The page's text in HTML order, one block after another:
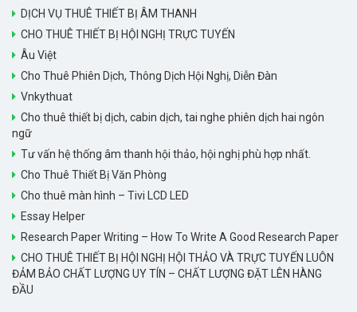
DỊCH VỤ THUÊ THIẾT BỊ ÂM THANH
CHO THUÊ THIẾT BỊ HỘI NGHỊ TRỰC TUYẾN
Âu Việt
Cho Thuê Phiên Dịch, Thông Dịch Hội Nghị, Diễn Đàn
Vnkythuat
Cho thuê thiết bị dịch, cabin dịch, tai nghe phiên dịch hai ngôn
ngữ
Tư vấn hệ thống âm thanh hội thảo, hội nghị phù hợp nhất.
Cho Thuê Thiết Bị Văn Phòng
Cho thuê màn hình – Tivi LCD LED
Essay Helper
Research Paper Writing – How To Write A Good Research Paper
CHO THUÊ THIẾT BỊ HỘI NGHỊ HỘI THẢO VÀ TRỰC TUYẾN LUÔN
ĐẢM BẢO CHẤT LƯỢNG UY TÍN – CHẤT LƯỢNG ĐẶT LÊN HÀNG
ĐẦU